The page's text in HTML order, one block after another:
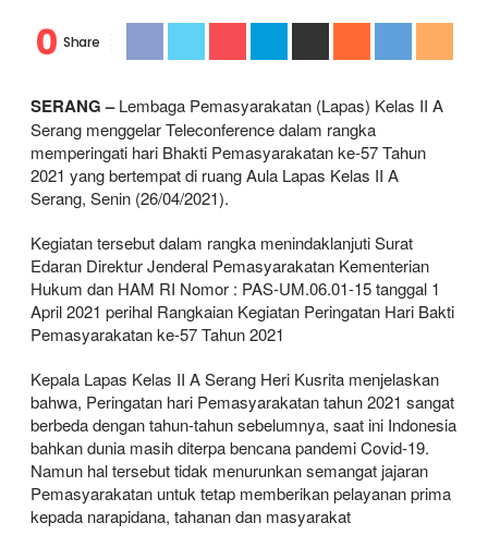
0 Share
SERANG –Lembaga Pemasyarakatan (Lapas) Kelas II A
Serang menggelar Teleconference dalam rangka
memperingati hari Bhakti Pemasyarakatan ke-57 Tahun
2021 yang bertempat di ruang Aula Lapas Kelas II A
Serang, Senin (26/04/2021).
Kegiatan tersebut dalam rangka menindaklanjuti Surat
Edaran Direktur Jenderal Pemasyarakatan Kementerian
Hukum dan HAM RI Nomor : PAS-UM.06.01-15 tanggal 1
April 2021 perihal Rangkaian Kegiatan Peringatan Hari Bakti
Pemasyarakatan ke-57 Tahun 2021
Kepala Lapas Kelas II A Serang Heri Kusrita menjelaskan
bahwa, Peringatan hari Pemasyarakatan tahun 2021 sangat
berbeda dengan tahun-tahun sebelumnya, saat ini Indonesia
bahkan dunia masih diterpa bencana pandemi Covid-19.
Namun hal tersebut tidak menurunkan semangat jajaran
Pemasyarakatan untuk tetap memberikan pelayanan prima
kepada narapidana, tahanan dan masyarakat